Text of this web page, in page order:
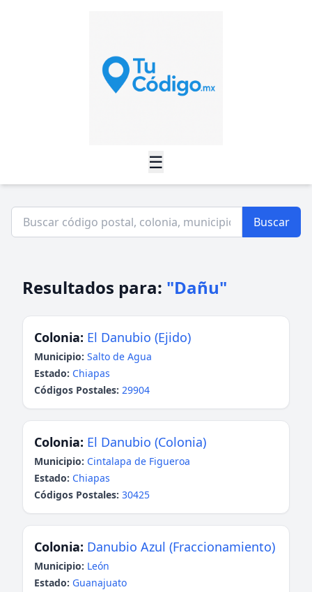
☰
Buscar
Resultados para: "Dañu"
Colonia: El Danubio (Ejido)
Municipio: Salto de Agua
Estado: Chiapas
Códigos Postales: 29904
Colonia: El Danubio (Colonia)
Municipio: Cintalapa de Figueroa
Estado: Chiapas
Códigos Postales: 30425
Colonia: Danubio Azul (Fraccionamiento)
Municipio: León
Estado: Guanajuato